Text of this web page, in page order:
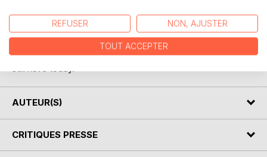
TV series Merlin, through Marion Zimmer Bradley.
This 7th issue of Fantasy Art and Studies highlights all that
Fantasy owes to the Matter of Britain and the creative
potential that characters and themes from the Middle Ages
still have today.
AUTEUR(S)
CRITIQUES PRESSE
REFUSER NON, AJUSTER
TOUT ACCEPTER